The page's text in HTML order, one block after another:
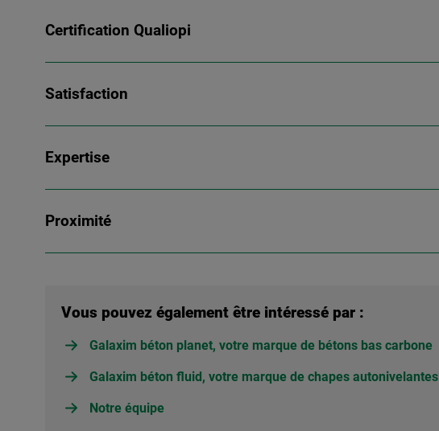
Certification Qualiopi
Satisfaction
Expertise
Proximité
Vous pouvez également être intéressé par :
Galaxim béton planet, votre marque de bétons bas carbone
Galaxim béton fluid, votre marque de chapes autonivelantes
Notre équipe